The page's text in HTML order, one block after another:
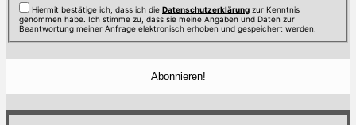
Hiermit bestätige ich, dass ich die Datenschutzerklärung zur Kenntnis
genommen habe. Ich stimme zu, dass sie meine Angaben und Daten zur
Beantwortung meiner Anfrage elektronisch erhoben und gespeichert werden.